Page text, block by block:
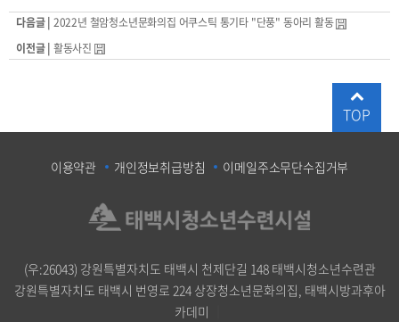
다음글 | 2022년 철암청소년문화의집 어쿠스틱 통기타 "단풍" 동아리 활동
이전글 | 활동사진
이용약관 개인정보취급방침 이메일주소무단수집거부
(우:26043) 강원특별자치도 태백시 천제단길 148 태백시청소년수련관
강원특별자치도 태백시 번영로 224 상장청소년문화의집, 태백시방과후아
카데미
TOP